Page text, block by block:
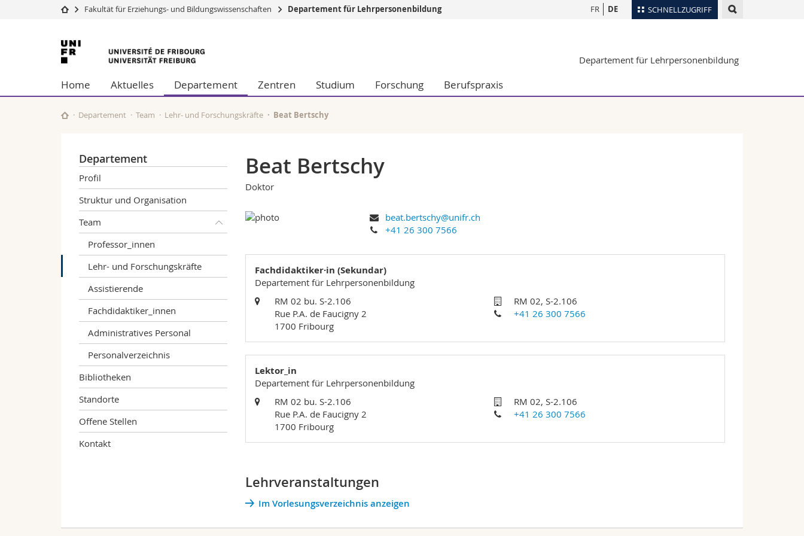
SCHNELLZUGRIFF
Universität
Studium
Forschung
Universität
Weiterbildung
Wirtschafts- und Sozialwissenschaftliche Fak.
Philosophische Fak.
Fak. für Erziehungs- und Bildungswissenschaften
Math.-Nat. und Med. Fak.
Medien
Forschende
Ortsplan
Webmail
FR DE
Fakultät für Erziehungs- und Bildungswissenschaften Departement für Lehrpersonenbildung
Universität
Freiburg
Departement für Lehrpersonenbildung
Home Aktuelles Departement Zentren Studium Forschung Berufspraxis
Departement Team Lehr- und Forschungskräfte Beat Bertschy
Departement
Profil
Struktur und Organisation
Team
Professor_innen
Lehr- und Forschungskräfte
Assistierende
Fachdidaktiker_innen
Administratives Personal
Personalverzeichnis
Bibliotheken
Standorte
Offene Stellen
Kontakt
Beat Bertschy
Doktor
beat.bertschy@unifr.ch
+41 26 300 7566
Fachdidaktiker·in (Sekundar)
Departement für Lehrpersonenbildung
RM 02 bu. S-2.106
Rue P.A. de Faucigny 2
1700 Fribourg
RM 02, S-2.106
+41 26 300 7566
Lektor_in
Departement für Lehrpersonenbildung
RM 02 bu. S-2.106
Rue P.A. de Faucigny 2
1700 Fribourg
RM 02, S-2.106
+41 26 300 7566
Lehrveranstaltungen
Im Vorlesungsverzeichnis anzeigen